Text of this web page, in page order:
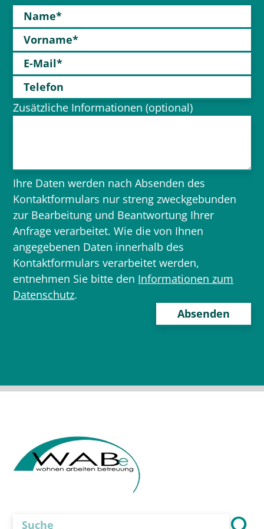
Name*
Vorname*
E-Mail*
Telefon
Zusätzliche Informationen (optional)
Ihre Daten werden nach Absenden des
Kontaktformulars nur streng zweckgebunden
zur Bearbeitung und Beantwortung Ihrer
Anfrage verarbeitet. Wie die von Ihnen
angegebenen Daten innerhalb des
Kontaktformulars verarbeitet werden,
entnehmen Sie bitte den Informationen zum
Datenschutz.